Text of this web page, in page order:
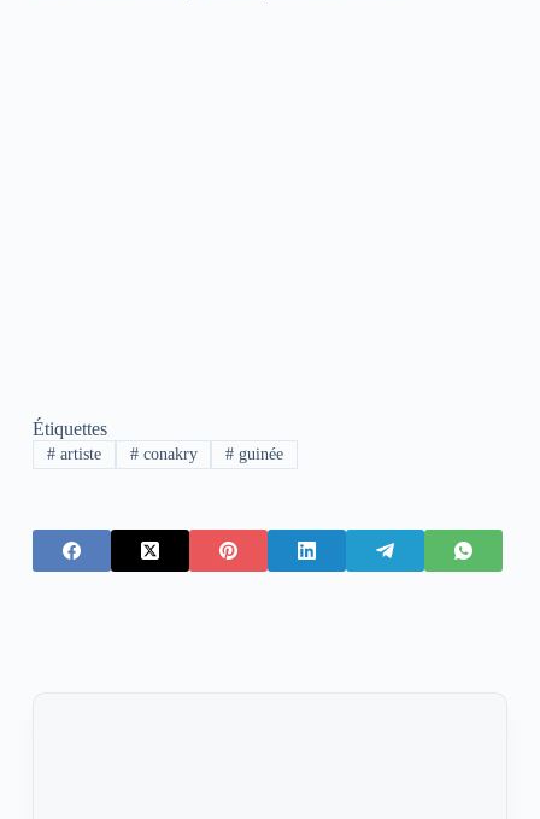
Étiquettes
#artiste #conakry # guinée